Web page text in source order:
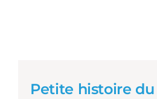
Petite histoire